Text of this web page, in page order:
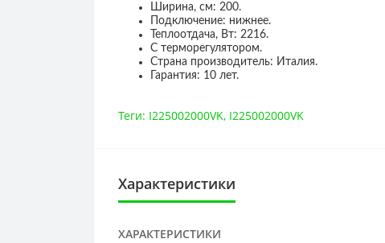
Ширина, см: 200.
Подключение: нижнее.
Теплоотдача, Вт: 2216.
С терморегулятором.
Страна производитель: Италия.
Гарантия: 10 лет.
Теги: I225002000VK, I225002000VK
Характеристики
ХАРАКТЕРИСТИКИ